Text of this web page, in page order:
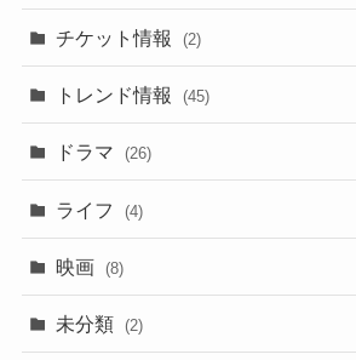
チケット情報 (2)
トレンド情報 (45)
ドラマ (26)
ライフ (4)
映画 (8)
未分類 (2)